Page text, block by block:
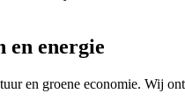
en energie
en groene economie. Wij